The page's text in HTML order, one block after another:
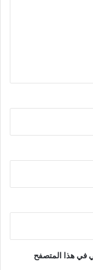
في هذا المتصفح